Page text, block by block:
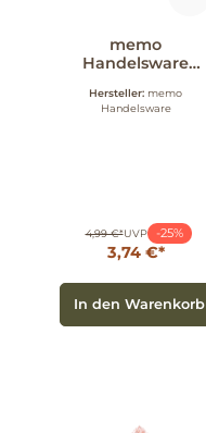
memo
Handelsware
Müllbeutel mit
Hersteller: memo
Handelsware
4,99 €*UVP -25%
3,74 €*
In den Warenkorb